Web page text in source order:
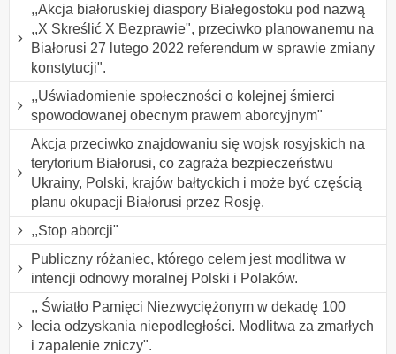
,,Akcja białoruskiej diaspory Białegostoku pod nazwą
,,X Skreślić X Bezprawie", przeciwko planowanemu na
Białorusi 27 lutego 2022 referendum w sprawie zmiany
konstytucji".
,,Uświadomienie społeczności o kolejnej śmierci
spowodowanej obecnym prawem aborcyjnym"
Akcja przeciwko znajdowaniu się wojsk rosyjskich na
terytorium Białorusi, co zagraża bezpieczeństwu
Ukrainy, Polski, krajów bałtyckich i może być częścią
planu okupacji Białorusi przez Rosję.
,,Stop aborcji"
Publiczny różaniec, którego celem jest modlitwa w
intencji odnowy moralnej Polski i Polaków.
,, Światło Pamięci Niezwyciężonym w dekadę 100
lecia odzyskania niepodległości. Modlitwa za zmarłych
i zapalenie zniczy".